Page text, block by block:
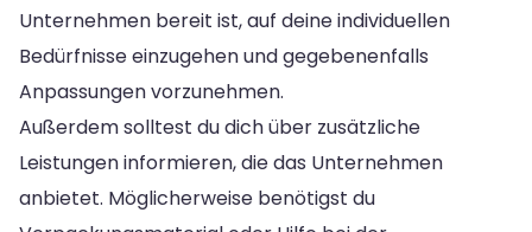
Unternehmen bereit ist, auf deine individuellen
Bedürfnisse einzugehen und gegebenenfalls
Anpassungen vorzunehmen.
Außerdem solltest du dich über zusätzliche
Leistungen informieren, die das Unternehmen
anbietet. Möglicherweise benötigst du